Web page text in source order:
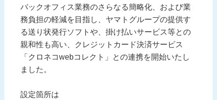
バックオフィス業務のさらなる簡略化、および業
務負担の軽減を目指し、ヤマトグループの提供す
る送り状発行ソフトや、掛け払いサービス等との
親和性も高い、クレジットカード決済サービス
「クロネコwebコレクト」との連携を開始いたし
ました。
設定箇所は